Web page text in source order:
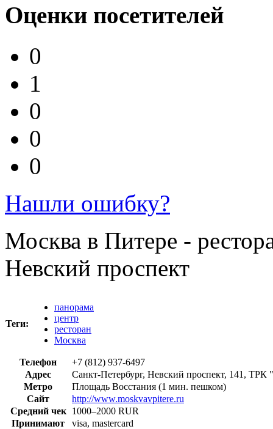
Оценки посетителей
0
1
0
0
0
Нашли ошибку?
Москва в Питере -
Невский проспект
Теги:
панорама
центр
ресторан
Москва
Телефон
+7 (812) 937-6497
Адрес
Санкт-Петербург, Невский проспект, 141, ТРК
Метро
Площадь Восстания (1 мин. пешком)
Сайт
http://www.moskvavpitere.ru
Средний чек
1000–2000 RUR
Принимают
visa, mastercard